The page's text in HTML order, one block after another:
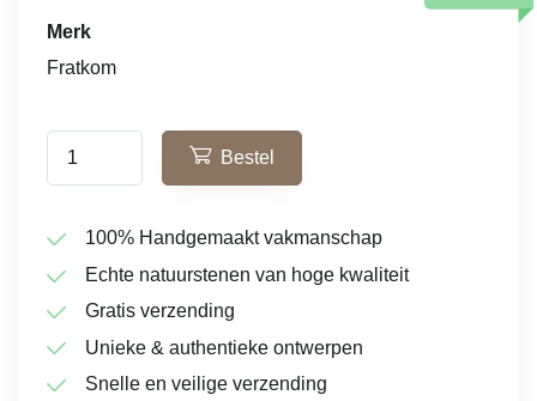
Merk
Fratkom
Bestel
100% Handgemaakt vakmanschap
Echte natuurstenen van hoge kwaliteit
Gratis verzending
Unieke & authentieke ontwerpen
Snelle en veilige verzending